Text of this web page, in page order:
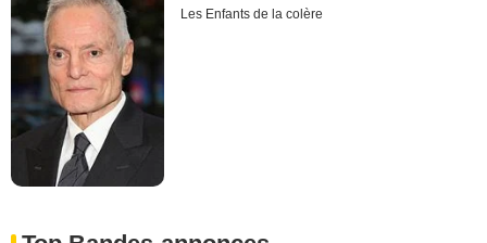
Les Enfants de la colère